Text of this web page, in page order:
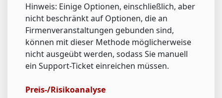
Hinweis: Einige Optionen, einschließlich, aber
nicht beschränkt auf Optionen, die an
Firmenveranstaltungen gebunden sind,
können mit dieser Methode möglicherweise
nicht ausgeübt werden, sodass Sie manuell
ein Support-Ticket einreichen müssen.
Preis-/Risikoanalyse